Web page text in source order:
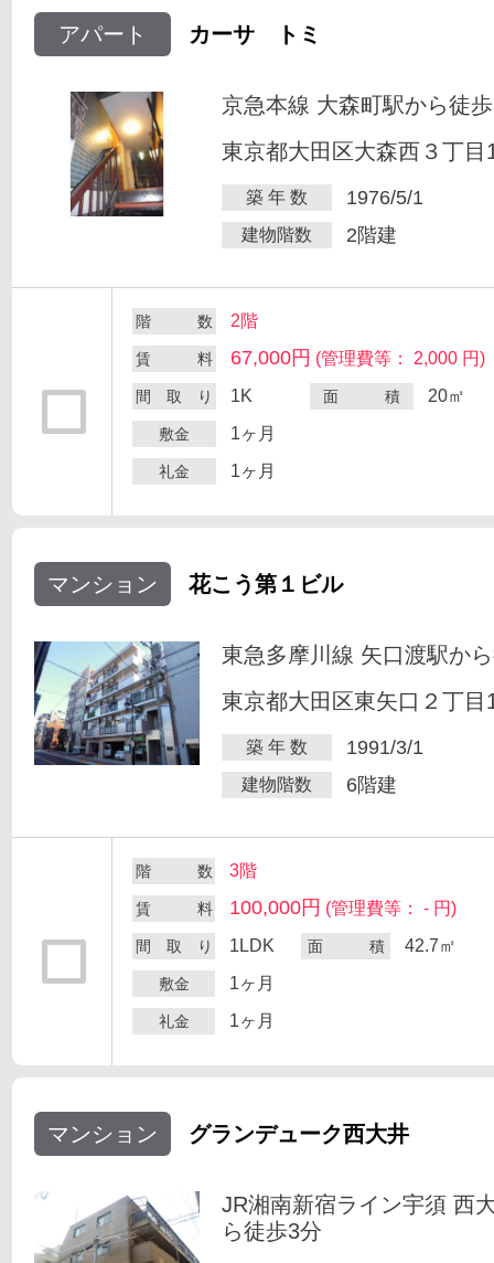
アパート カーサ トミ
京急本線 大森町駅から徒
東京都大田区大森西３丁目
築 年 数 1976/5/1
建物階数 2階建
階 数 2階
賃 料 67,000円 (管理費等： 2,000 円)
間 取 り 1K 面 積 20㎡
敷金 1ヶ月
礼金 1ヶ月
マンション 花こう第１ビル
東急多摩川線 矢口渡駅か
東京都大田区東矢口２丁目
築 年 数 1991/3/1
建物階数 6階建
階 数 3階
賃 料 100,000円 (管理費等： - 円)
間 取 り 1LDK 面 積 42.7㎡
敷金 1ヶ月
礼金 1ヶ月
マンション グランデューク西大井
JR湘南新宿ライン宇須 西
ら徒歩3分